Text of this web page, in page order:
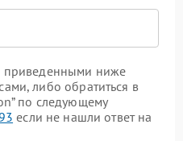
приведенными ниже
либо обратиться в
по следующему
если не нашли ответ на